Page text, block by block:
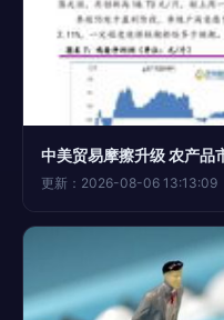
更新：2026-08-06 13:13:09